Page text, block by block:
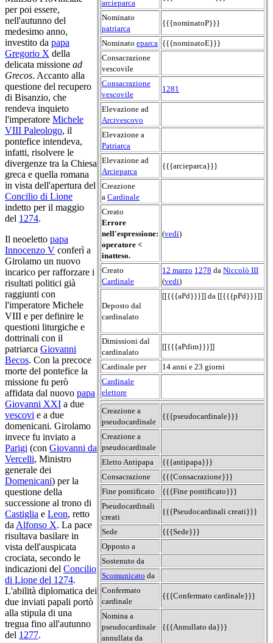
arcieparca
Nominato
patriarca
{{{nominatoP}}}
Nominato eparca {{{nominatoE}}}
Consacrazione
vescovile
Consacrazione
vescovile
1281
Elevazione ad
Arcivescovo
Elevazione a
Patriarca
Elevazione ad
Arcieparca
{{{arcieparca}}}
Creazione
a Cardinale
Creato
Errore
nell'espressione:
operatore <
inatteso.
(vedi)
Creato
Cardinale
12 marzo 1278 da Niccolò III
(vedi)
Deposto dal
cardinalato
[[{{{aPd}}}]] da [[{{{pPd}}}]]
Dimissioni dal
cardinalato
[[{{{aPdim}}}]]
Cardinale per
14 anni e 23 giorni
Cardinale
elettore
Creazione a
pseudocardinale
{{{pseudocardinale}}}
Creazione a
pseudocardinale
Eletto Antipapa
{{{antipapa}}}
Consacrazione
{{{Consacrazione}}}
Fine pontificato
{{{Fine pontificato}}}
Pseudocardinali
creati
{{{Pseudocardinali creati}}}
Sede
{{{Sede}}}
Opposto a
Sostenuto da
Scomunicato da
Confermato
cardinale
{{{Confermato cardinale}}}
Nomina a
pseudocardinale
annullata da
{{{Annullato da}}}
per poi essere,
nell'autunno del
medesimo anno,
investito da papa
Gregorio X della
delicata missione ad
Grecos. Accanto alla
questione del recupero
di Bisanzio, che
rendeva inquieto
l'imperatore Michele
VIII Paleologo, il
pontefice intendeva,
infatti, risolvere le
divergenze tra la Chiesa
greca e quella romana
in vista dell'apertura del
Concilio di Lione
indetto per il maggio
del 1274.
Il neoeletto papa
Innocenzo V conferì a
Girolamo un nuovo
incarico per rafforzare i
risultati politici già
raggiunti con
l'imperatore Michele
VIII e per definire le
questioni liturgiche e
dottrinali con il
patriarca Giovanni
Becos. Con la precoce
morte del pontefice la
missione fu però
affidata dal nuovo papa
Giovanni XXI a due
vescovi e a due
domenicani. Girolamo
invece fu inviato a
Parigi (con Giovanni da
Vercelli, Ministro
generale dei
Domenicani) per la
questione della
successione al trono di
Castiglia e Leon, retto
da Alfonso X. La pace
risultava basilare in
vista dell'auspicata
crociata, secondo le
indicazioni del Concilio
di Lione del 1274.
L'abilità diplomatica dei
due inviati papali portò
alla stipula di una
tregua fino all'autunno
del 1277.